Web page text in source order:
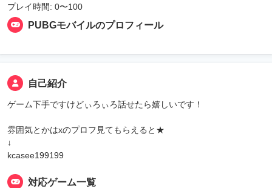
プレイ時間: 0〜100
PUBGモバイルのプロフィール
自己紹介
ゲーム下手ですけどぃろぃろ話せたら嬉しいです！
雰囲気とかはxのプロフ見てもらえると★
↓
kcasee199199
対応ゲーム一覧